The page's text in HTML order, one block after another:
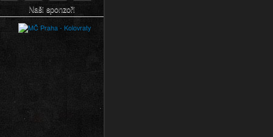
Naši sponzoři